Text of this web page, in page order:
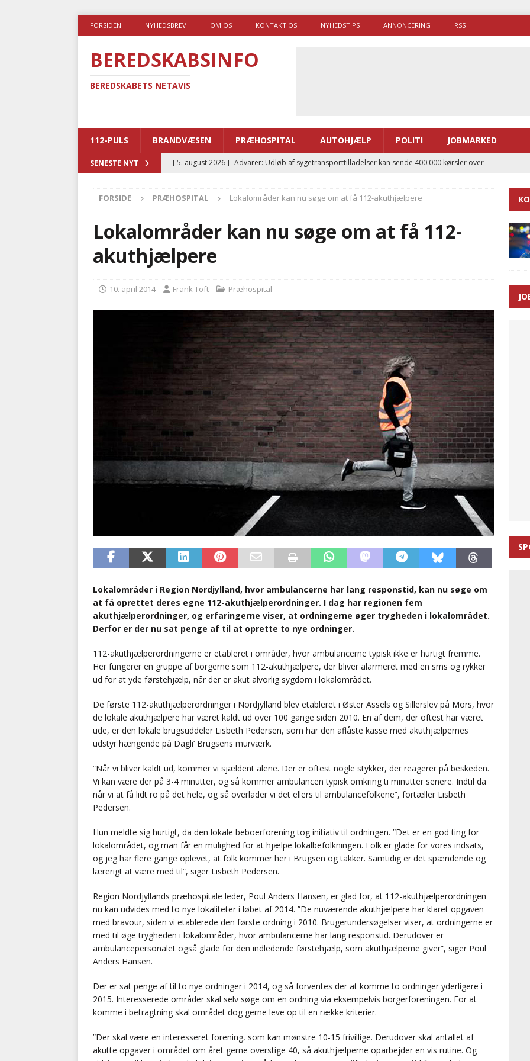
FORSIDEN NYHEDSBREV OM OS KONTAKT OS NYHEDSTIPS ANNONCERING RSS
BEREDSKABSINFO
BEREDSKABETS NETAVIS
112-PULS BRANDVÆSEN PRÆHOSPITAL AUTOHJÆLP POLITI JOBMARKED
SENESTE NYT [ 5. august 2026 ] Advarer: Udløb af sygetransporttilladelser kan sende 400.000 kørsler over
[ 5. august 2026 ] Ny ambulance og el-sygetransportvogn til Samsø
PRÆHOSPITAL
[ 4. august 2026 ]
Brandvæsenerne brugte lidt længere tid på at komme af sted i 2025
[ 4. august 2026 ]
BRANDVÆSEN
FORSIDE PRÆHOSPITAL Lokalområder kan nu søge om at få 112-akuthjælpere
Lokalområder kan nu søge om at få 112-
akuthjælpere
10. april 2014 Frank Toft Præhospital
Lokalområder i Region Nordjylland, hvor ambulancerne har lang responstid, kan nu søge om
at få oprettet deres egne 112-akuthjælperordninger. I dag har regionen fem
akuthjælperordninger, og erfaringerne viser, at ordningerne øger trygheden i lokalområdet.
Derfor er der nu sat penge af til at oprette to nye ordninger.
112-akuthjælperordningerne er etableret i områder, hvor ambulancerne typisk ikke er hurtigt fremme.
Her fungerer en gruppe af borgerne som 112-akuthjælpere, der bliver alarmeret med en sms og rykker
ud for at yde førstehjælp, når der er akut alvorlig sygdom i lokalområdet.
De første 112-akuthjælperordninger i Nordjylland blev etableret i Øster Assels og Sillerslev på Mors, hvor
de lokale akuthjælpere har været kaldt ud over 100 gange siden 2010. En af dem, der oftest har været
ude, er den lokale brugsuddeler Lisbeth Pedersen, som har den aflåste kasse med akuthjælpernes
udstyr hængende på Dagli’ Brugsens murværk.
”Når vi bliver kaldt ud, kommer vi sjældent alene. Der er oftest nogle stykker, der reagerer på beskeden.
Vi kan være der på 3-4 minutter, og så kommer ambulancen typisk omkring ti minutter senere. Indtil da
når vi at få lidt ro på det hele, og så overlader vi det ellers til ambulancefolkene”, fortæller Lisbeth
Pedersen.
Hun meldte sig hurtigt, da den lokale beboerforening tog initiativ til ordningen. ”Det er en god ting for
lokalområdet, og man får en mulighed for at hjælpe lokalbefolkningen. Folk er glade for vores indsats,
og jeg har flere gange oplevet, at folk kommer her i Brugsen og takker. Samtidig er det spændende og
lærerigt at være med til”, siger Lisbeth Pedersen.
Region Nordjyllands præhospitale leder, Poul Anders Hansen, er glad for, at 112-akuthjælperordningen
nu kan udvides med to nye lokaliteter i løbet af 2014. ”De nuværende akuthjælpere har klaret opgaven
med bravour, siden vi etablerede den første ordning i 2010. Brugerundersøgelser viser, at ordningerne er
med til øge trygheden i lokalområder, hvor ambulancerne har lang responstid. Derudover er
ambulancepersonalet også glade for den indledende førstehjælp, som akuthjælperne giver”, siger Poul
Anders Hansen.
Der er sat penge af til to nye ordninger i 2014, og så forventes der at komme to ordninger yderligere i
2015. Interesserede områder skal selv søge om en ordning via eksempelvis borgerforeningen. For at
komme i betragtning skal området dog gerne leve op til en række kriterier.
”Der skal være en interesseret forening, som kan mønstre 10-15 frivillige. Derudover skal antallet af
akutte opgaver i området om året gerne overstige 40, så akuthjælperne oparbejder en vis rutine. Og